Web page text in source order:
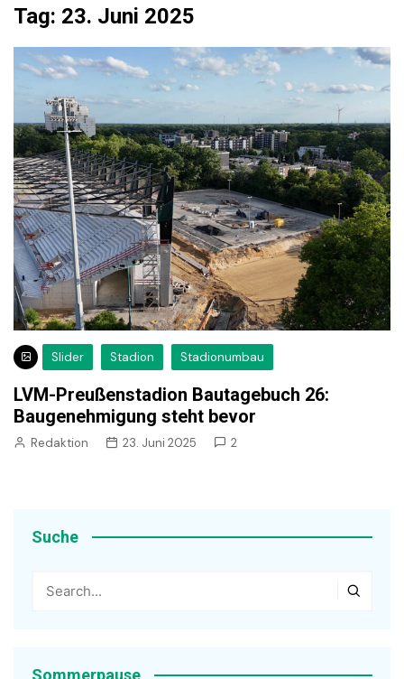
Tag: 23. Juni 2025
Slider Stadion Stadionumbau
LVM-Preußenstadion Bautagebuch 26:
Baugenehmigung steht bevor
Redaktion 23. Juni 2025 2
Suche
Sommerpause